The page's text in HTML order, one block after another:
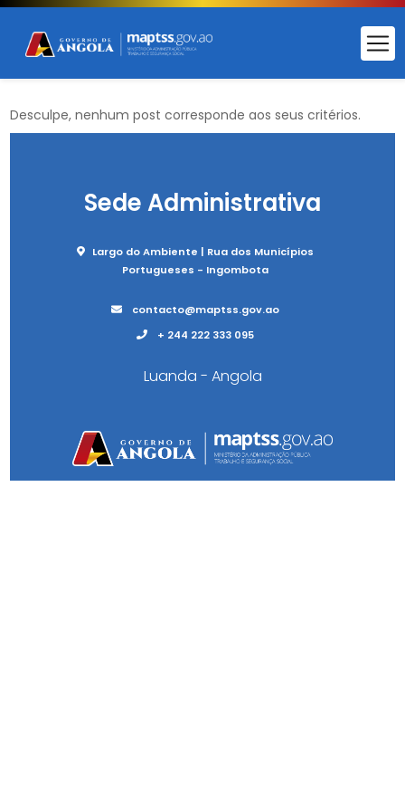
Desculpe, nenhum post corresponde aos seus critérios.
Sede Administrativa
Largo do Ambiente | Rua dos Municípios
Portugueses - Ingombota
contacto@maptss.gov.ao
+ 244 222 333 095
Luanda - Angola